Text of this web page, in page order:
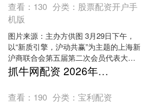
查看： 130 分类： 股票配资开户手
机版
图片来源：主办方供图 3月29日下午，
以“新质引擎，沪动共赢”为主题的上海新
沪商联合会第五届第二次会员代表大会
暨第二届新沪商高质量发展大会在上海
举行。清华大学中....
抓牛网配资 2026年桂林灵川八里街八里三路，这些优质火锅店厂家你知道几
查看： 190 分类： 宝利配资